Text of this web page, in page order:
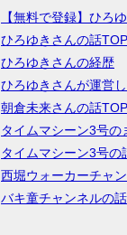
【無料で登録】ひろ
ひろゆきさんの話TOP
ひろゆきさんの経歴
ひろゆきさんが運営
朝倉未来さんの話TOP
タイムマシーン3号
タイムマシーン3号の
西堀ウォーカーチャ
バキ童チャンネルの